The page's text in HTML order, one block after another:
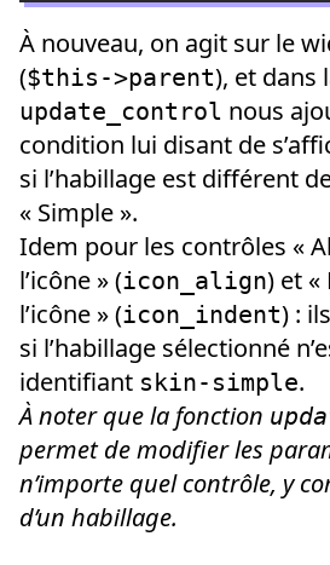
Langage du code : PHP (php)
À nouveau, on agit sur le
($this->parent), et dans
update_control nous
condition lui disant de
si l’habillage est différent
« Simple ».
Idem pour les contrôles «
l’icône » (icon_align) et «
l’icône » (icon_indent) :
si l’habillage sélectionné
identifiant skin-simple.
À noter que la fonction
permet de modifier les
n’importe quel contrôle, y
d’un habillage.